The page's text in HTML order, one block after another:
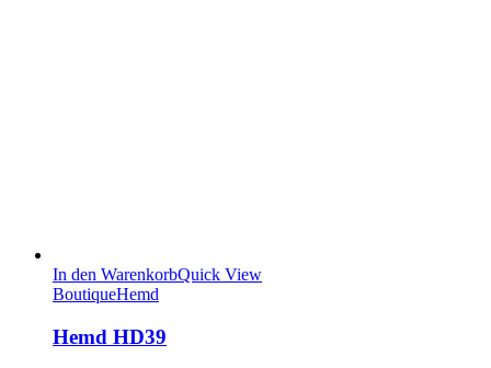
In den WarenkorbQuick View
BoutiqueHemd
Hemd HD39